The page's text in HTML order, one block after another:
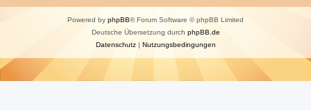
Powered by phpBB® Forum Software © phpBB Limited
Deutsche Übersetzung durch phpBB.de
Datenschutz| Nutzungsbedingungen